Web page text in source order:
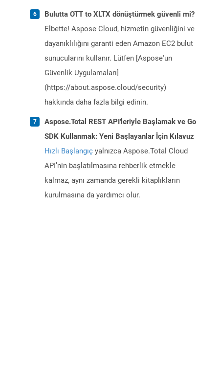
Bulutta OTT to XLTX dönüştürmek güvenli mi?
Elbette! Aspose Cloud, hizmetin güvenliğini ve
dayanıklılığını garanti eden Amazon EC2 bulut
sunucularını kullanır. Lütfen [Aspose'un
Güvenlik Uygulamaları]
(https://about.aspose.cloud/security)
hakkında daha fazla bilgi edinin.
Aspose.Total REST API'leriyle Başlamak ve Go
SDK Kullanmak: Yeni Başlayanlar İçin Kılavuz
Hızlı Başlangıç yalnızca Aspose.Total Cloud
API’nin başlatılmasına rehberlik etmekle
kalmaz, aynı zamanda gerekli kitaplıkların
kurulmasına da yardımcı olur.